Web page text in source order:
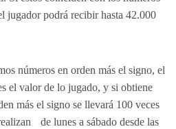
jugador podrá recibir hasta 42.000
números en orden más el signo, el
el valor de lo jugado, y si obtiene
más el signo se llevará 100 veces
de lunes a sábado desde las